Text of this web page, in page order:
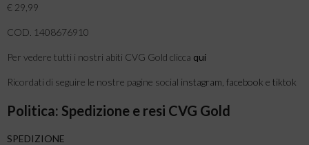
€ 29,99
COD. 1408676910
Per vedere tutti i nostri abiti CVG Gold clicca qui
Ricordati di seguire le nostre pagine social instagram facebook e tiktok
Politica: Spedizione e resi CVG Gold
SPEDIZIONE